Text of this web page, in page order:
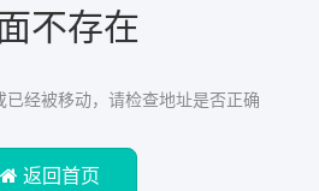
不存在
经被移动，请检查地址是否正确
返回首页